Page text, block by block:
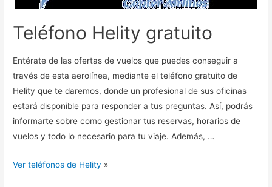
Teléfono Helity gratuito
Entérate de las ofertas de vuelos que puedes conseguir a
través de esta aerolínea, mediante el teléfono gratuito de
Helity que te daremos, donde un profesional de sus oficinas
estará disponible para responder a tus preguntas. Así, podrás
informarte sobre como gestionar tus reservas, horarios de
vuelos y todo lo necesario para tu viaje. Además, …
Ver teléfonos de Helity »